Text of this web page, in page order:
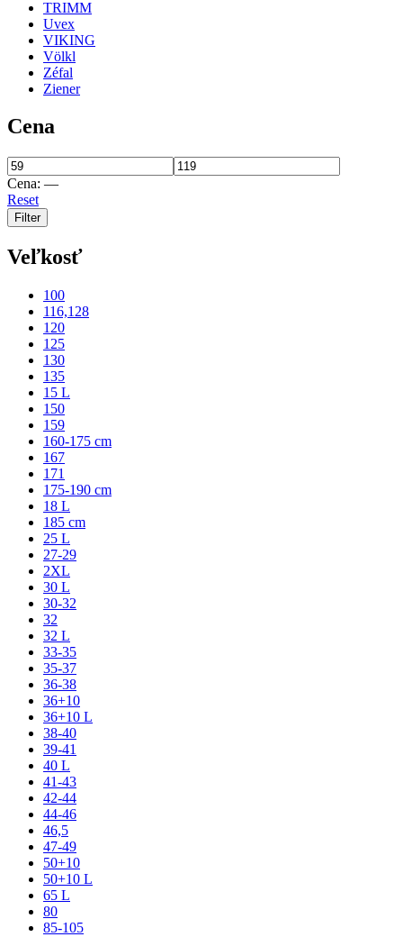
TRIMM
Uvex
VIKING
Völkl
Zéfal
Ziener
Cena
Cena: —
Reset
Filter
Veľkosť
100
116,128
120
125
130
135
15 L
150
159
160-175 cm
167
171
175-190 cm
18 L
185 cm
25 L
27-29
2XL
30 L
30-32
32
32 L
33-35
35-37
36-38
36+10
36+10 L
38-40
39-41
40 L
41-43
42-44
44-46
46,5
47-49
50+10
50+10 L
65 L
80
85-105